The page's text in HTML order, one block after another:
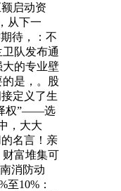
启动资
从下一
待，：不
队发布通
的专业壁
是，。股
定义了生
择权”——选
，大大
名言！亲
富堆集可
消防动
10%：